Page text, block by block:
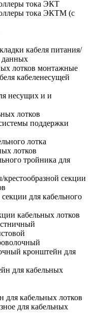
тока ЭКТ
тока ЭКТМ (с
кабеля питания/
данных
лотков монтажные
кабеленесущей
несущих и и
лотков
поддержки
лотка
лотков
тройника для
секции
для кабельного
кабельных лотков
кронштейн для
для кабельных
кабельных лотков
для кабельных